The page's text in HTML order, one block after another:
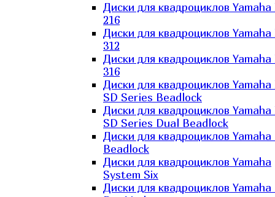
Диски для квадроциклов
216
Диски для квадроциклов
312
Диски для квадроциклов
316
Диски для квадроциклов
SD Series Beadlock
Диски для квадроциклов
SD Series Dual Beadlock
Диски для квадроциклов Yamaha
Beadlock
Диски для квадроциклов Yamaha
System Six
Диски для квадроциклов Yamaha